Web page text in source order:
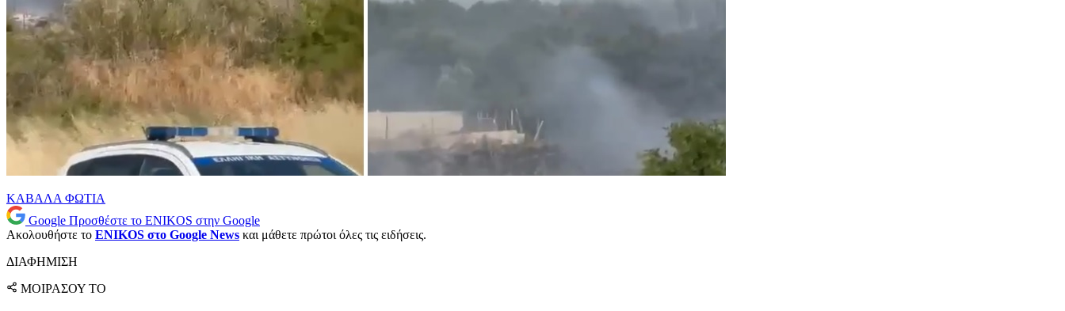
ΚΑΒΑΛΑ ΦΩΤΙΑ
Google Προσθέστε το ENIKOS στην Google
Ακολουθήστε το ENIKOS στο Google News και μάθετε πρώτοι όλες τις ειδήσεις.
ΔΙΑΦΗΜΙΣΗ
ΜΟΙΡΑΣΟΥ ΤΟ